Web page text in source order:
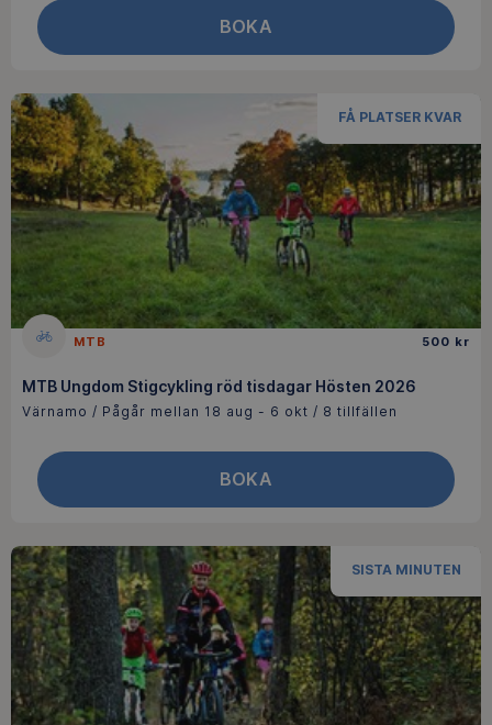
BOKA
FÅ PLATSER KVAR
MTB 500 kr
MTB Ungdom Stigcykling röd tisdagar Hösten 2026
Värnamo / Pågår mellan 18 aug - 6 okt / 8 tillfällen
BOKA
SISTA MINUTEN